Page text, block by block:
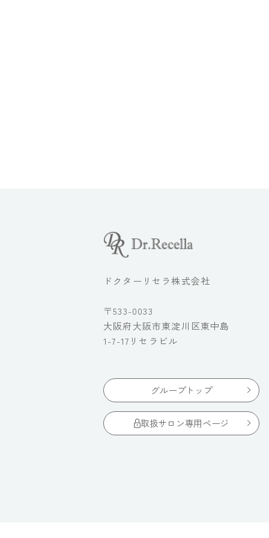
ドクターリセラ株式会社
〒533-0033
大阪府大阪市東淀川区東中島
1-7-17リセラビル
グループトップ
取扱サロン専用ページ